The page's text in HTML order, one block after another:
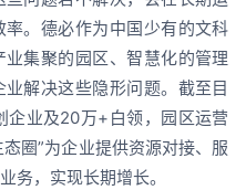
。德必作为中国少有的文科
集聚的园区、智慧化的管理
解决这些隐形问题。截至目
企业及20万+白领，园区运营
圈”为企业提供资源对接、服
务，实现长期增长。